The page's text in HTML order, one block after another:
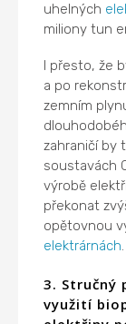
uhelných
miliony tun
I přesto, že
a po
zemním
zahraničí by
soustavách
výrobě
překonat
opětovnou
elektrárnách.
3. Stručný
využití